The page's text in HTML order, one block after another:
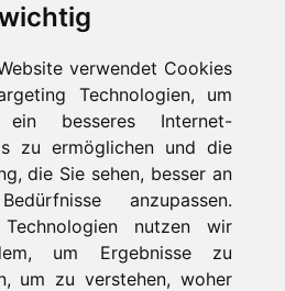
verwendet Cookies
Technologien, um
ein besseres Internet-
zu ermöglichen und die
die Sie sehen, besser an
anzupassen.
nutzen wir
um Ergebnisse zu
um zu verstehen, woher
Unser Team
Jobs
Kontakt